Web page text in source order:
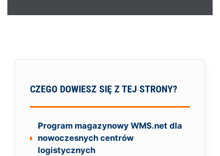
CZEGO DOWIESZ SIĘ Z TEJ STRONY?
Program magazynowy WMS.net dla
nowoczesnych centrów
logistycznych